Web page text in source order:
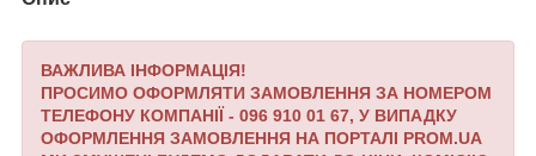
ВАЖЛИВА ІНФОРМАЦІЯ!
ПРОСИМО ОФОРМЛЯТИ ЗАМОВЛЕННЯ ЗА НОМЕРОМ
ТЕЛЕФОНУ КОМПАНІЇ - 096 910 01 67, У ВИПАДКУ
ОФОРМЛЕННЯ ЗАМОВЛЕННЯ НА ПОРТАЛІ PROM.UA